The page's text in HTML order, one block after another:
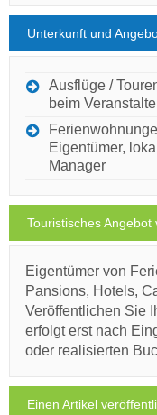
Brbinj Wetter
Touristische Karte
Brbinjšćica
Ivan Nane (Google
Address: Brbinj
Unterkunft und
Ausflüge /
beim
Eigentümer,
Manager
Touristisches Angebot
Eigentümer von
Pansions, Hotels,
Veröffentlichen Sie
erfolgt erst nach
oder realisierten
Einen Artikel